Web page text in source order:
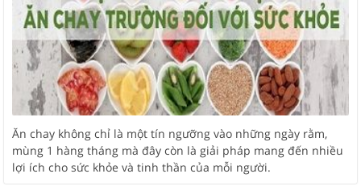
Ăn chay không chỉ là một tín ngưỡng vào những ngày rằm,
mùng 1 hàng tháng mà đây còn là giải pháp mang đến nhiều
lợi ích cho sức khỏe và tinh thần của mỗi người.